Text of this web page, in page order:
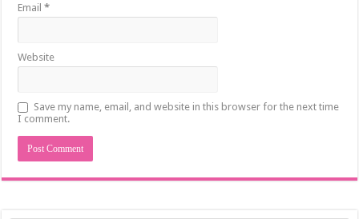
Email*
Website
Save my name, email, and website in this browser for the next time
I comment.